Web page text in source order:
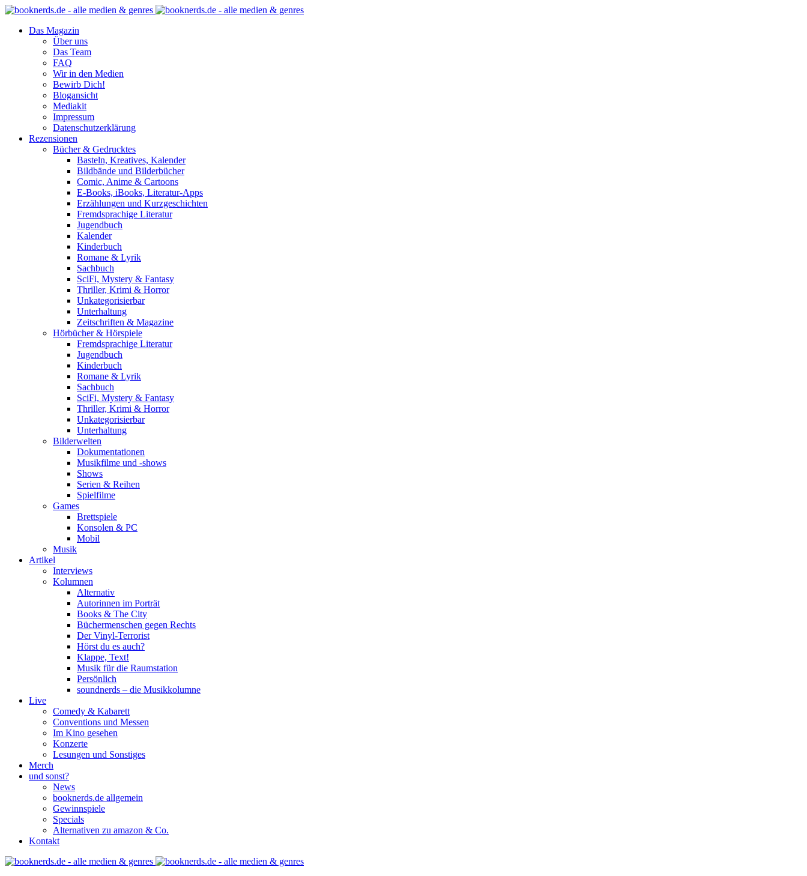
Das Magazin
Über uns
Das Team
FAQ
Wir in den Medien
Bewirb Dich!
Blogansicht
Mediakit
Impressum
Datenschutzerklärung
Rezensionen
Bücher & Gedrucktes
Basteln, Kreatives, Kalender
Bildbände und Bilderbücher
Comic, Anime & Cartoons
E-Books, iBooks, Literatur-Apps
Erzählungen und Kurzgeschichten
Fremdsprachige Literatur
Jugendbuch
Kalender
Kinderbuch
Romane & Lyrik
Sachbuch
SciFi, Mystery & Fantasy
Thriller, Krimi & Horror
Unkategorisierbar
Unterhaltung
Zeitschriften & Magazine
Hörbücher & Hörspiele
Fremdsprachige Literatur
Jugendbuch
Kinderbuch
Romane & Lyrik
Sachbuch
SciFi, Mystery & Fantasy
Thriller, Krimi & Horror
Unkategorisierbar
Unterhaltung
Bilderwelten
Dokumentationen
Musikfilme und -shows
Shows
Serien & Reihen
Spielfilme
Games
Brettspiele
Konsolen & PC
Mobil
Musik
Artikel
Interviews
Kolumnen
Alternativ
Autorinnen im Porträt
Books & The City
Büchermenschen gegen Rechts
Der Vinyl-Terrorist
Hörst du es auch?
Klappe, Text!
Musik für die Raumstation
Persönlich
soundnerds – die Musikkolumne
Live
Comedy & Kabarett
Conventions und Messen
Im Kino gesehen
Konzerte
Lesungen und Sonstiges
Merch
und sonst?
News
booknerds.de allgemein
Gewinnspiele
Specials
Alternativen zu amazon & Co.
Kontakt